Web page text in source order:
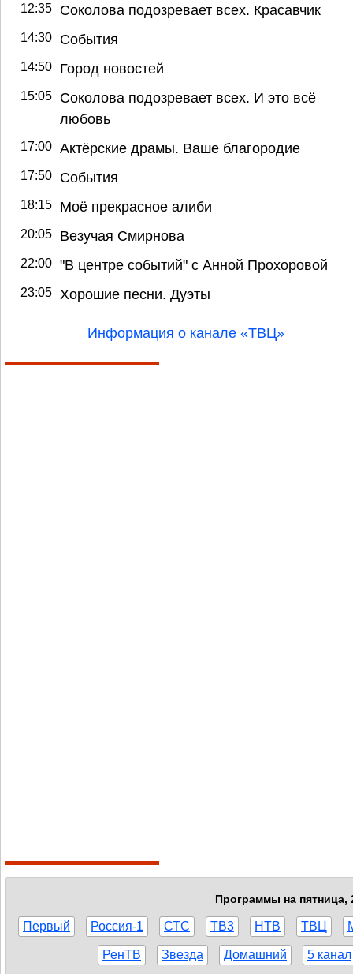
12:35 Соколова подозревает всех. Красавчик
14:30 События
14:50 Город новостей
15:05
Соколова подозревает всех. И это всё
любовь
17:00 Актёрские драмы. Ваше благородие
17:50 События
18:15 Моё прекрасное алиби
20:05 Везучая Смирнова
22:00 "В центре событий" с Анной Прохоровой
23:05 Хорошие песни. Дуэты
Информация о канале «ТВЦ»
Программы на пятница,
Первый Россия-1 СТС ТВ3 НТВ ТВЦ
РенТВ Звезда Домашний 5 канал